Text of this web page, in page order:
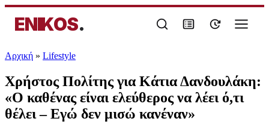
ENIKOS.
Αρχική » Lifestyle
Χρήστος Πολίτης για Κάτια Δανδουλάκη:
«Ο καθένας είναι ελεύθερος να λέει ό,τι
θέλει – Εγώ δεν μισώ κανέναν»